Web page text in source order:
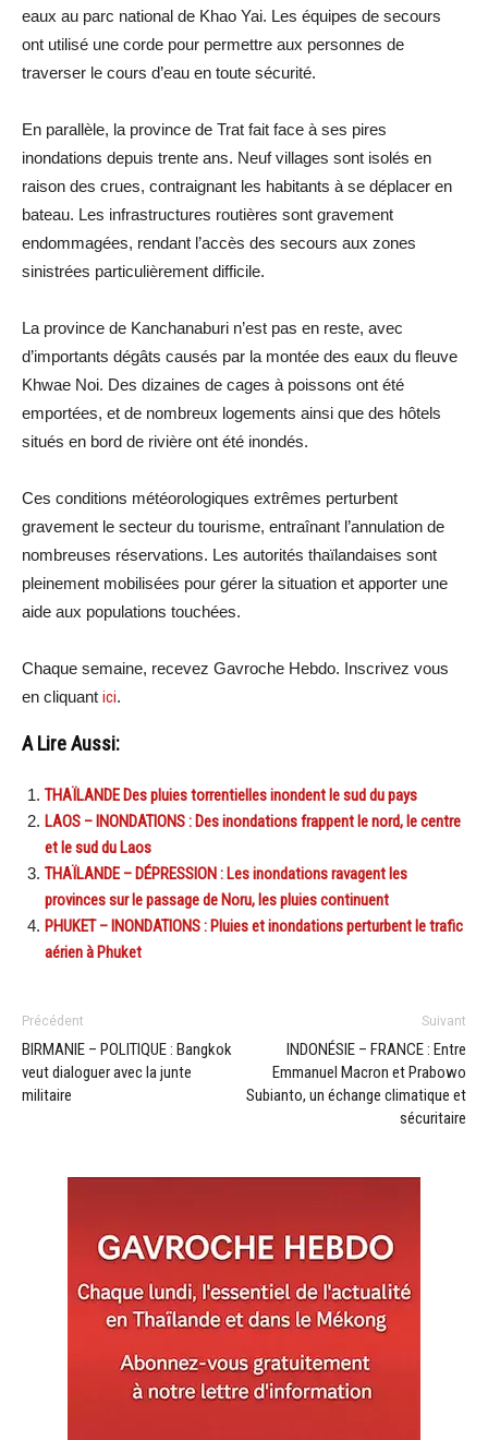
eaux au parc national de Khao Yai. Les équipes de secours
ont utilisé une corde pour permettre aux personnes de
traverser le cours d’eau en toute sécurité.
En parallèle, la province de Trat fait face à ses pires
inondations depuis trente ans. Neuf villages sont isolés en
raison des crues, contraignant les habitants à se déplacer en
bateau. Les infrastructures routières sont gravement
endommagées, rendant l’accès des secours aux zones
sinistrées particulièrement difficile.
La province de Kanchanaburi n’est pas en reste, avec
d’importants dégâts causés par la montée des eaux du fleuve
Khwae Noi. Des dizaines de cages à poissons ont été
emportées, et de nombreux logements ainsi que des hôtels
situés en bord de rivière ont été inondés.
Ces conditions météorologiques extrêmes perturbent
gravement le secteur du tourisme, entraînant l’annulation de
nombreuses réservations. Les autorités thaïlandaises sont
pleinement mobilisées pour gérer la situation et apporter une
aide aux populations touchées.
Chaque semaine, recevez Gavroche Hebdo. Inscrivez vous
en cliquant ici.
A Lire Aussi:
THAÏLANDE Des pluies torrentielles inondent le sud du pays
LAOS – INONDATIONS : Des inondations frappent le nord, le centre
et le sud du Laos
THAÏLANDE – DÉPRESSION : Les inondations ravagent les
provinces sur le passage de Noru, les pluies continuent
PHUKET – INONDATIONS : Pluies et inondations perturbent le trafic
aérien à Phuket
Précédent
BIRMANIE – POLITIQUE : Bangkok
veut dialoguer avec la junte
militaire
Suivant
INDONÉSIE – FRANCE : Entre
Emmanuel Macron et Prabowo
Subianto, un échange climatique et
sécuritaire